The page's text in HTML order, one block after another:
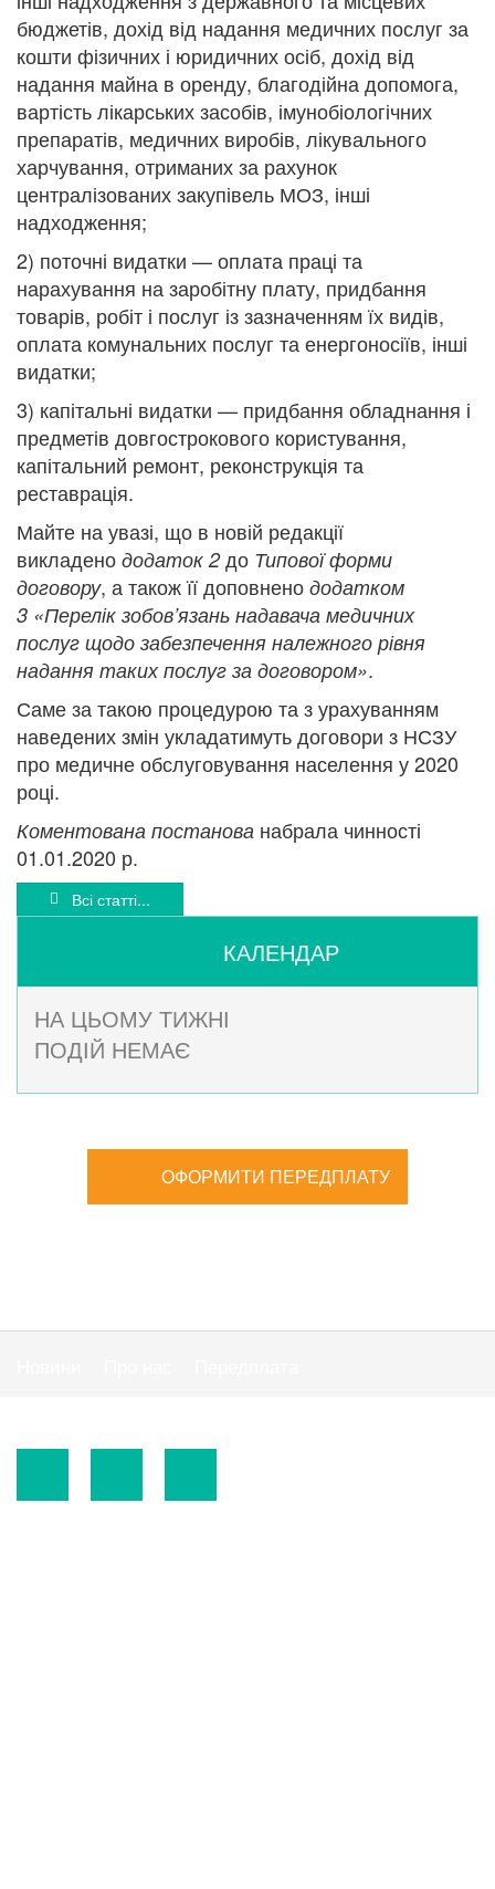
бюджетів, дохід від надання медичних послуг за
кошти фізичних і юридичних осіб, дохід від
надання майна в оренду, благодійна допомога,
вартість лікарських засобів, імунобіологічних
препаратів, медичних виробів, лікувального
харчування, отриманих за рахунок
централізованих закупівель МОЗ, інші
надходження;
2) поточні видатки — оплата праці та
нарахування на заробітну плату, придбання
товарів, робіт і послуг із зазначенням їх видів,
оплата комунальних послуг та енергоносіїв, інші
видатки;
3) капітальні видатки — придбання обладнання і
предметів довгострокового користування,
капітальний ремонт, реконструкція та
реставрація.
Майте на увазі, що в новій редакції
викладено додаток 2до Типової форми
договору, а також її доповнено додатком
3 «Перелік зобов’язань надавача медичних
послуг щодо забезпечення належного рівня
надання таких послуг за договором».
Саме за такою процедурою та з урахуванням
наведених змін укладатимуть договори з НСЗУ
про медичне обслуговування населення у 2020
році.
Коментована постанова набрала чинності
01.01.2020 р.
Всі статті...
КАЛЕНДАР
НА ЦЬОМУ ТИЖНІ
ПОДІЙ НЕМАЄ
ОФОРМИТИ ПЕРЕДПЛАТУ